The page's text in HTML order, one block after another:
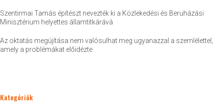
Szentirmai Tamás építészt nevezték ki a Közlekedési és Beruházási
Minisztérium helyettes államtitkárává
Az oktatás megújítása nem valósulhat meg ugyanazzal a szemlélettel,
amely a problémákat előidézte
Kategóriák